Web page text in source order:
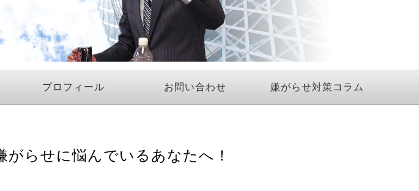
プロフィール お問い合わせ 嫌がらせ対策コラム
らせに悩んでいるあなたへ！